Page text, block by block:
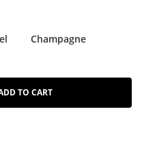
Champagne
TO CART